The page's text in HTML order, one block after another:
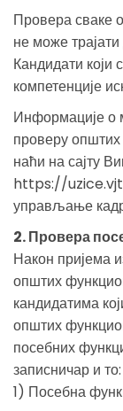
Провера сваке
не може
Кандидати који
компетенције
Информације о
проверу
наћи на сајту
https://
управљање
2. Провера
Након пријема
општих
кандидатима
општих
посебних
записничар и то:
1) Посебна